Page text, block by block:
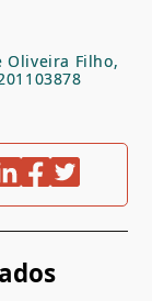
Oliveira Filho,